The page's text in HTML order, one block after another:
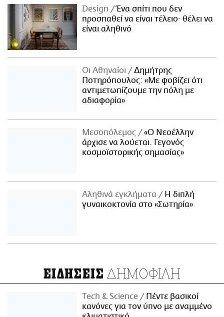
Design
Ένα σπίτι που δεν
προσπαθεί να είναι τέλειο· θέλει να
είναι αληθινό
Οι Αθηναίοι
Δημήτρης
Ποτηρόπουλος: «Με φοβίζει ότι
αντιμετωπίζουμε την πόλη με
αδιαφορία»
Μεσοπόλεμος
«Ο Νεοέλλην
άρχισε να λούεται. Γεγονός
κοσμοϊστορικής σημασίας»
Αληθινά εγκλήματα
Η διπλή
γυναικοκτονία στο «Σωτηρία»
ΕΙΔΗΣΕΙΣ ΔΗΜΟΦΙΛΗ
Τech & Science
Πέντε βασικοί
κανόνες για τον ύπνο με αναμμένο